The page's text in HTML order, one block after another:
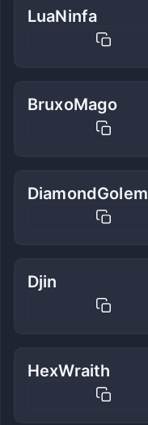
LuaNinfa
BruxoMago
DiamondGolem
Djin
HexWraith